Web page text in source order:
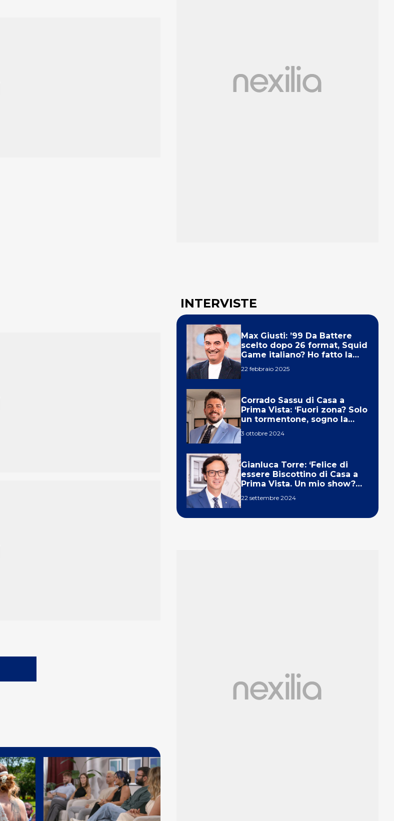
INTERVISTE
Max Giusti: ’99 Da Battere
scelto dopo 26 format, Squid
Game italiano? Ho fatto la
22 febbraio 2025
Corrado Sassu di Casa a
Prima Vista: ‘Fuori zona? Solo
un tormentone, sogno la
3 ottobre 2024
Gianluca Torre: ‘Felice di
essere Biscottino di Casa a
Prima Vista. Un mio show?
22 settembre 2024